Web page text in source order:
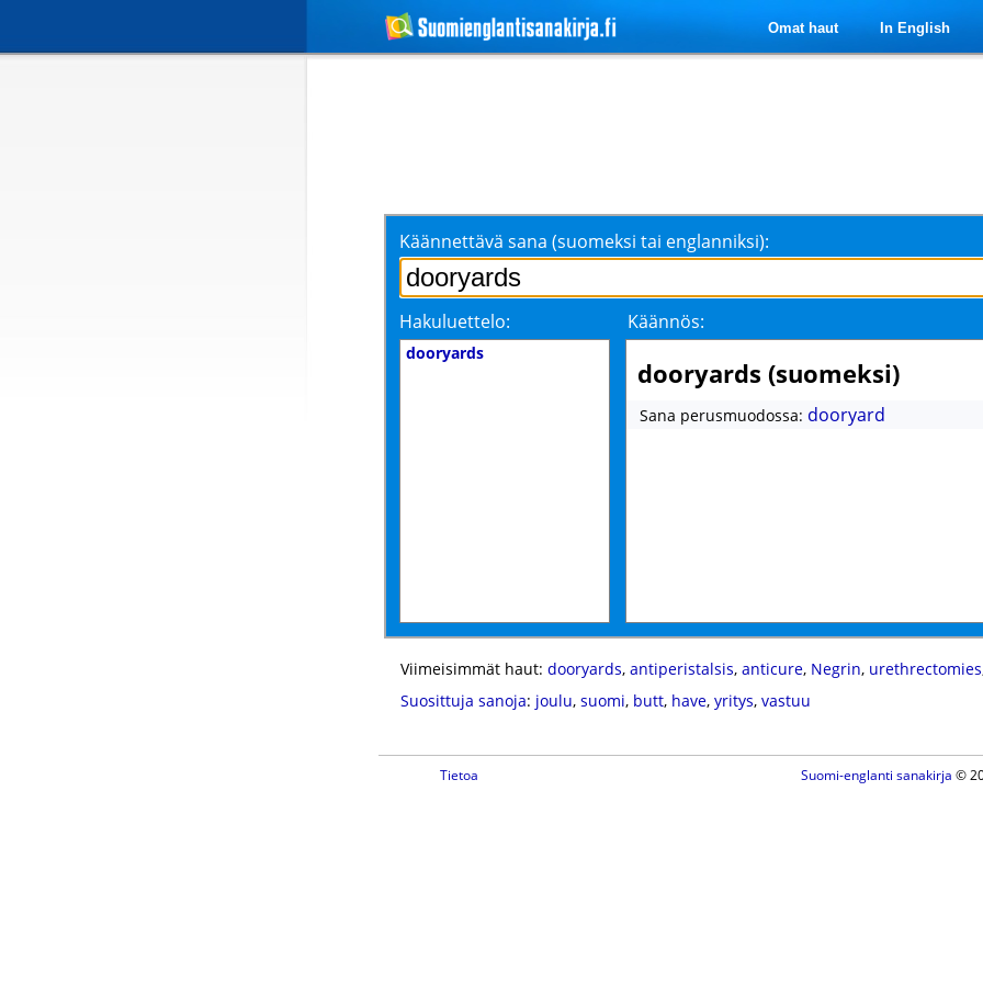
Omat haut In English
Käännettävä sana (suomeksi tai englanniksi):
Hakuluettelo: Käännös:
dooryards
dooryards (suomeksi)
Sana perusmuodossa: dooryard
Viimeisimmät haut: dooryards, antiperistalsis, anticure, Negrin, urethrectomies
Suosittuja sanoja: joulu, suomi, butt, have, yritys, vastuu
Tietoa Suomi-englanti sanakirja ©